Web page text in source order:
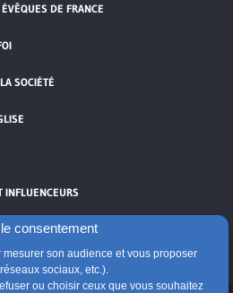
consentement
son audience et vous proposer
sociaux, etc.).
ou choisir ceux que vous souhaitez
DE FRANCE
SOCIÉTÉ
INFLUENCEURS